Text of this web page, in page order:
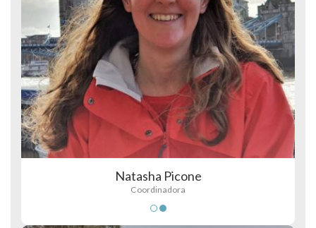
Natasha Picone
Coordinadora